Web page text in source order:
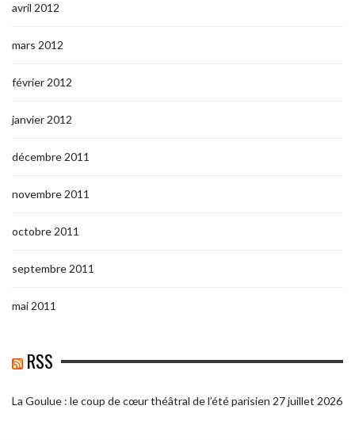
avril 2012
mars 2012
février 2012
janvier 2012
décembre 2011
novembre 2011
octobre 2011
septembre 2011
mai 2011
RSS
La Goulue : le coup de cœur théâtral de l’été parisien 27 juillet 2026